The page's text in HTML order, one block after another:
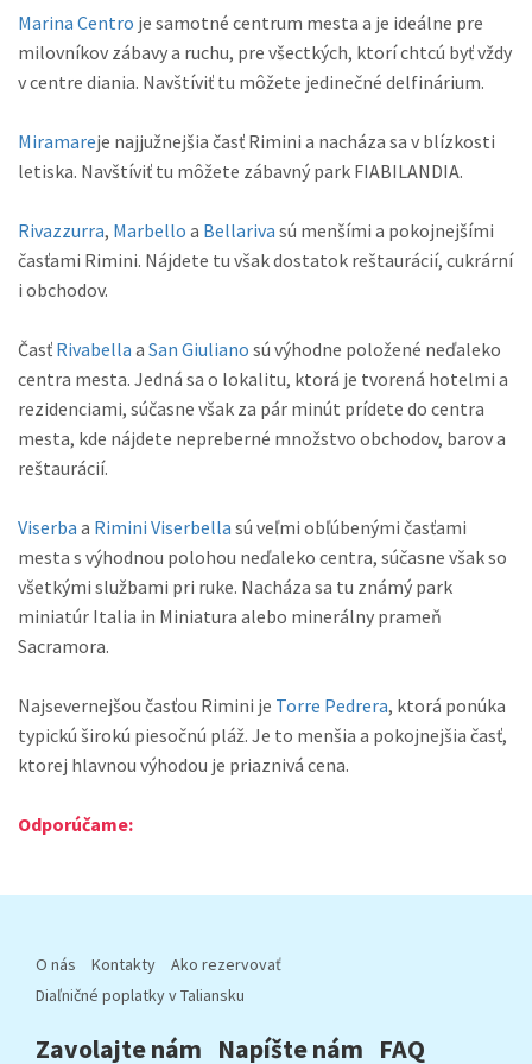
Marina Centro je samotné centrum mesta a je ideálne pre
milovníkov zábavy a ruchu, pre všectkých, ktorí chtcú byť vždy
v centre diania. Navštíviť tu môžete jedinečné delfinárium.
Miramareje najjužnejšia časť Rimini a nacháza sa v blízkosti
letiska. Navštíviť tu môžete zábavný park FIABILANDIA.
Rivazzurra, Marbello a Bellariva sú menšími a pokojnejšími
časťami Rimini. Nájdete tu však dostatok reštaurácií, cukrární
i obchodov.
Časť Rivabella a San Giuliano sú výhodne položené neďaleko
centra mesta. Jedná sa o lokalitu, ktorá je tvorená hotelmi a
rezidenciami, súčasne však za pár minút prídete do centra
mesta, kde nájdete nepreberné množstvo obchodov, barov a
reštaurácií.
Viserba a Rimini Viserbella sú veľmi obľúbenými časťami
mesta s výhodnou polohou neďaleko centra, súčasne však so
všetkými službami pri ruke. Nacháza sa tu známý park
miniatúr Italia in Miniatura alebo minerálny prameň
Sacramora.
Najsevernejšou časťou Rimini je Torre Pedrera, ktorá ponúka
typickú širokú piesočnú pláž. Je to menšia a pokojnejšia časť,
ktorej hlavnou výhodou je priaznivá cena.
Odporúčame:
O nás Kontakty
Ako rezervovať
Diaľničné poplatky v Taliansku
Zavolajte nám Napíšte nám FAQ